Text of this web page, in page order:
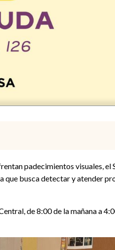
padecimientos visuales, el
que busca detectar y atender
de 8:00 de la mañana a